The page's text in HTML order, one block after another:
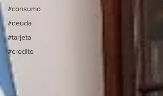
#consumo
#deuda
#tarjeta
#credito